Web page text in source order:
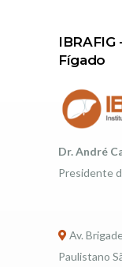
Fígado
Dr. André
Presidente
Av.
Paulistano